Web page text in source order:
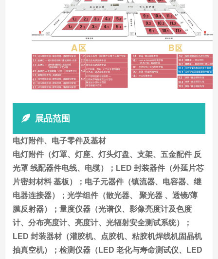
展品范围
电灯附件、电子零件及基材
电灯附件（灯罩、灯座、灯头灯盘、支架、五金配件 反
光罩 线配器件电线、电缆）；LED 封装器件（外延片芯
片密封材料 基板）；电子元器件（镇流器、电容器、继
电器连接器）；光学组件（散光器、 聚光器 、透镜/薄
膜反射器）；量度仪器（光谱仪、影像亮度计及色度
计、分布亮度计、亮度计、光辐射安全测试系统）；
LED 封装器材（灌胶机、点胶机、粘胶机焊线机固晶机
抽真空机）；检测仪器（LED 老化与寿命测试仪、LED